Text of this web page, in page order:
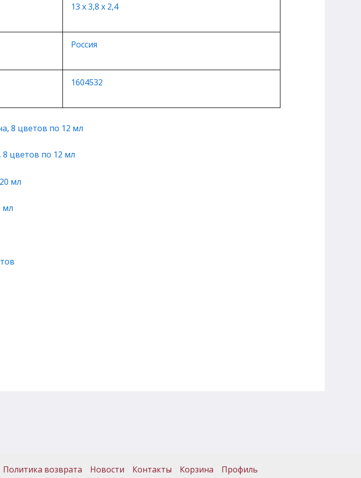
13 х 3,8 х 2,4
Россия
1604532
цветов по 12 мл
мл
Политика возврата Новости Контакты Корзина Профиль